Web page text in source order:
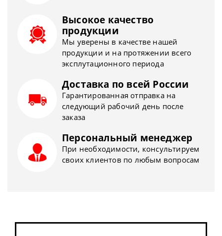
Высокое качество
продукции
Мы уверены в качестве нашей
продукции и на протяжении всего
эксплутационного периода
Доставка по всей России
Гарантированная отправка на
следующий рабочий день после
заказа
Персональный менеджер
При необходимости, консультируем
своих клиентов по любым вопросам